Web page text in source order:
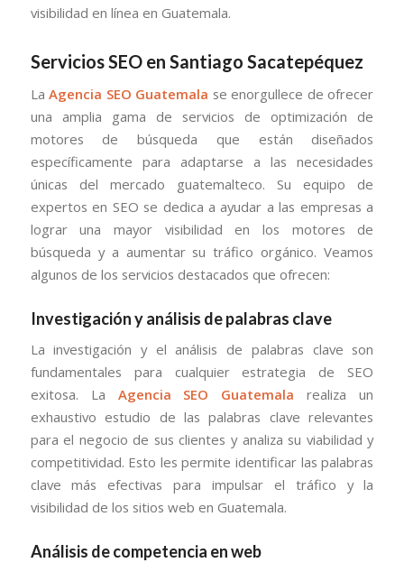
visibilidad en línea en Guatemala.
Servicios SEO en Santiago Sacatepéquez
LaAgencia SEO Guatemala se enorgullece de ofrecer
una amplia gama de servicios de optimización de
motores de búsqueda que están diseñados
específicamente para adaptarse a las necesidades
únicas del mercado guatemalteco. Su equipo de
expertos en SEO se dedica a ayudar a las empresas a
lograr una mayor visibilidad en los motores de
búsqueda y a aumentar su tráfico orgánico. Veamos
algunos de los servicios destacados que ofrecen:
Investigación y análisis de palabras clave
La investigación y el análisis de palabras clave son
fundamentales para cualquier estrategia de SEO
exitosa. La Agencia SEO Guatemala realiza un
exhaustivo estudio de las palabras clave relevantes
para el negocio de sus clientes y analiza su viabilidad y
competitividad. Esto les permite identificar las palabras
clave más efectivas para impulsar el tráfico y la
visibilidad de los sitios web en Guatemala.
Análisis de competencia en web